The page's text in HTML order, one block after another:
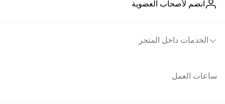
انضم لأصحاب العضوية
الخدمات داخل المتجر
ساعات العمل